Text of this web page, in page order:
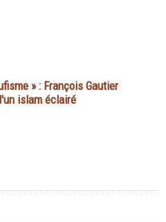
» : François Gautier
islam éclairé